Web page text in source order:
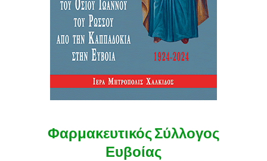
Φαρμακευτικός Σύλλογος
Ευβοίας